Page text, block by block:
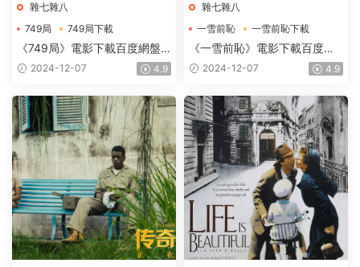
雜七雜八
749局
749局下載
749局電影下載
《749局》電影下載百度網盤
2024_HD國語中字2.73GB
2024-12-07 4.9
雜七雜八
一雪前恥
一雪前恥下載
一雪前恥電影下載
《一雪前恥》電影下載百度網
盤-2024_HD國語中英雙字
2024-12-07 4.9